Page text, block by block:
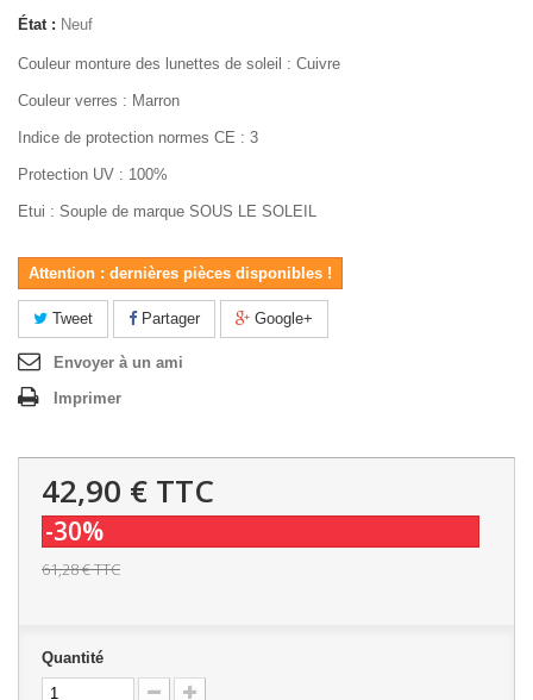
État : Neuf
Couleur monture des lunettes de soleil : Cuivre
Couleur verres : Marron
Indice de protection normes CE : 3
Protection UV : 100%
Etui : Souple de marque SOUS LE SOLEIL
Attention : dernières pièces disponibles !
Tweet Partager Google+
Envoyer à un ami
Imprimer
42,90 € TTC
-30%
61,28 €TTC
Quantité